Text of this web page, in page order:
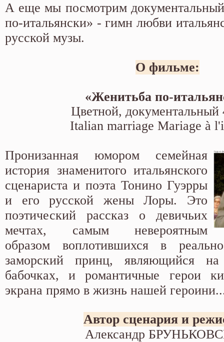
А еще мы посмотрим
по-итальянски» - гимн любви
русской музы.
О фильме:
«Женитьба по-
Цветной, документальный
Italian marriage Mariage à
Пронизанная юмором семейная
история знаменитого итальянского
сценариста и поэта Тонино Гуэрры
и его русской жены Лоры. Это
поэтический рассказ о девичьих
мечтах, самым невероятным
образом воплотившихся в
заморский принц, являющийся
бабочках, и романтичные герои
экрана прямо в жизнь нашей
Автор сценария и
Александр